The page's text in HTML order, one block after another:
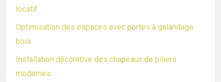
locatif
Optimisation des espaces avec portes à galandage
bois
Installation décorative des chapeaux de piliers
modernes